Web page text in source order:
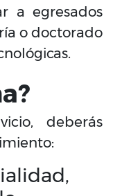
a egresados
o doctorado
deberás